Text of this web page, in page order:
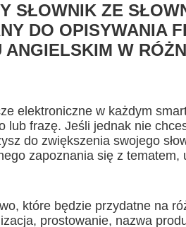
SŁOWNIK ZE
DO OPISYWANIA
W
elektroniczne w każdym
lub frazę. Jeśli jednak nie
do zwiększenia swojego
zapoznania się z tematem,
które będzie przydatne na
prostowanie, nazwa